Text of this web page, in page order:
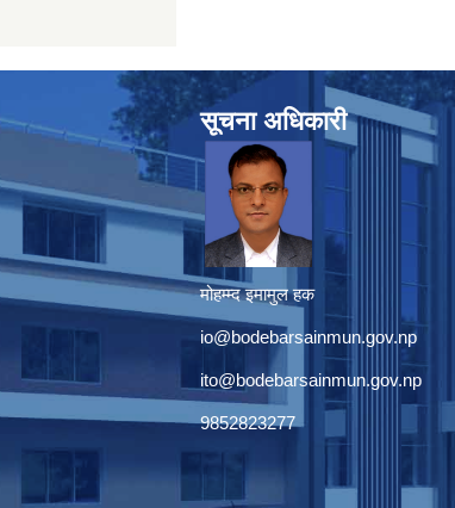
सूचना अधिकारी
मोहम्म्द इमामुल हक
io@bodebarsainmun.gov.np
ito@bodebarsainmun.gov.np
9852823277